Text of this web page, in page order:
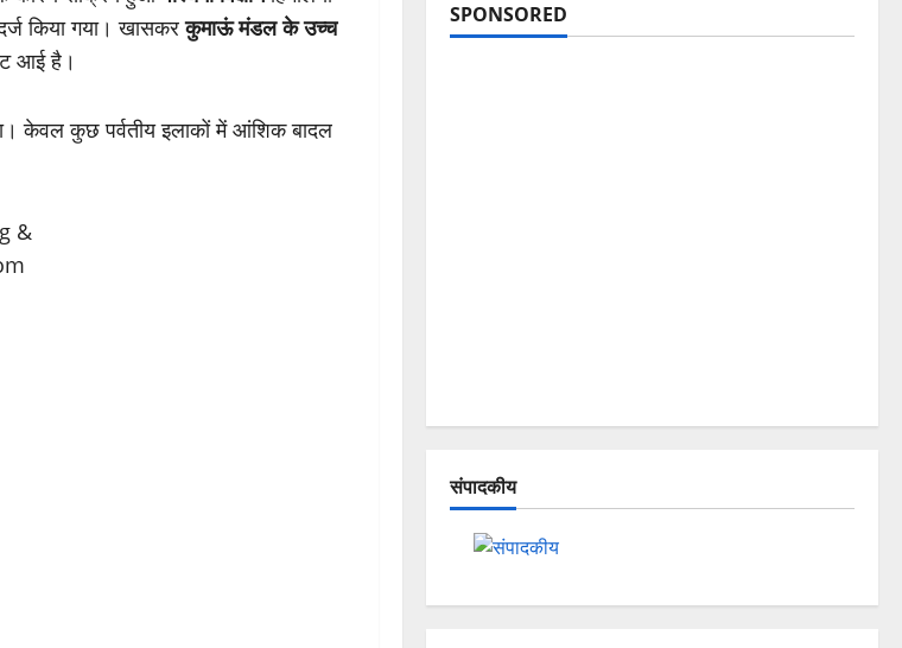
किया गया। खासकरकुमाऊं मंडल के उच्च
आई है।
केवल कुछ पर्वतीय इलाकों में आंशिक बादल
SPONSORED
संपादकीय